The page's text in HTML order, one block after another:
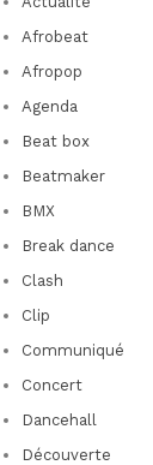
Afrobeat
Afropop
Agenda
Beat box
Beatmaker
BMX
Break dance
Clash
Clip
Communiqué
Concert
Dancehall
Découverte